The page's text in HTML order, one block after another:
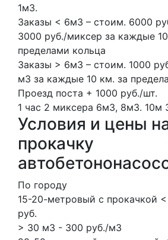
1м3.
Заказы < 6м3 – стоим. 6000
3000 руб./миксер за каждые
пределами кольца
Заказы > 6м3 – стоим. 1000
м3 за каждые 10 км. за
Проезд поста + 1000 руб./шт.
1 час 2 миксера 6м3, 8м3. 10м
Условия и цены
прокачку
По городу
15-20-метровый с прокачкой
руб.
> 30 м3 - 300 руб./м3